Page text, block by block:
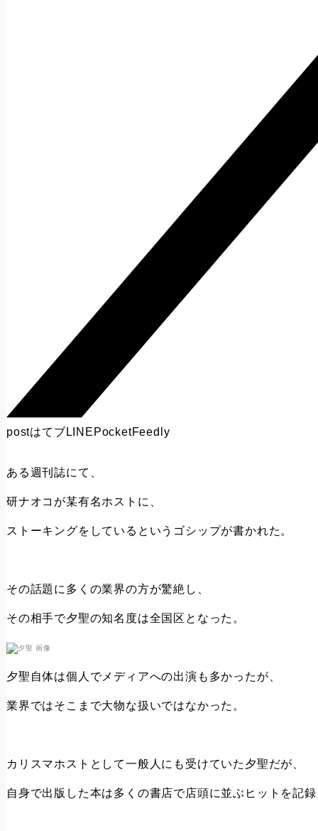
postはてブ LINE PocketFeedly
ある週刊誌にて、
研ナオコが某有名ホストに、
ストーキングをしているというゴシップが書かれた。
その話題に多くの業界の方が驚絶し、
その相手で夕聖の知名度は全国区となった。
夕聖自体は個人でメディアへの出演も多かったが、
業界ではそこまで大物な扱いではなかった。
カリスマホストとして一般人にも受けていた夕聖だが、
自身で出版した本は多くの書店で店頭に並ぶヒットを記